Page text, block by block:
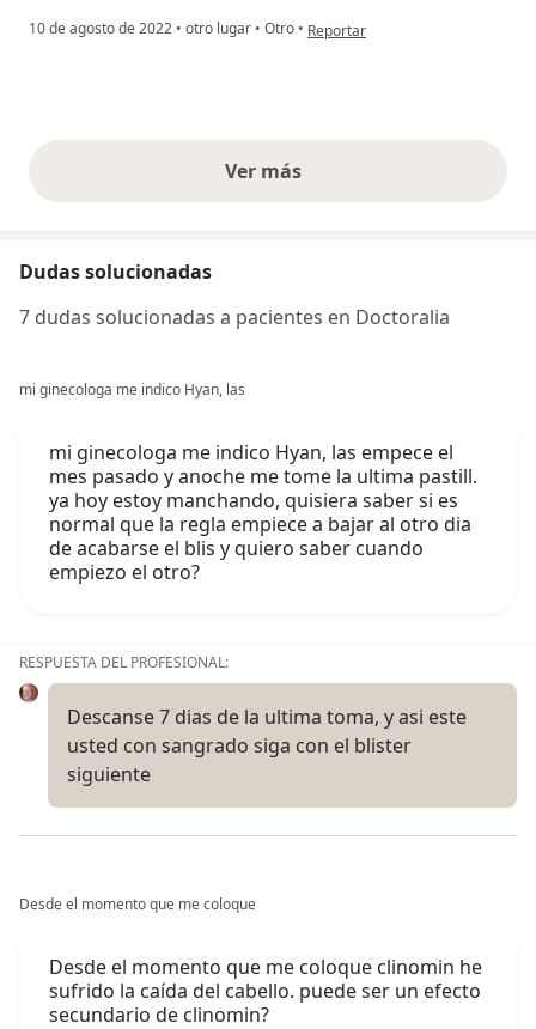
10 de agosto de 2022 • otro lugar • Otro • en opinión del usuario Zoila
Reportar
Ver másopiniones anteriores
Dudas solucionadas
7 dudas solucionadas a pacientes en Doctoralia
mi ginecologa me indico Hyan, las
mi ginecologa me indico Hyan, las empece el
mes pasado y anoche me tome la ultima pastill.
ya hoy estoy manchando, quisiera saber si es
normal que la regla empiece a bajar al otro dia
de acabarse el blis y quiero saber cuando
empiezo el otro?
RESPUESTA DEL PROFESIONAL:
Descanse 7 dias de la ultima toma, y asi este
usted con sangrado siga con el blister
siguiente
Desde el momento que me coloque
Desde el momento que me coloque clinomin he
sufrido la caída del cabello. puede ser un efecto
secundario de clinomin?